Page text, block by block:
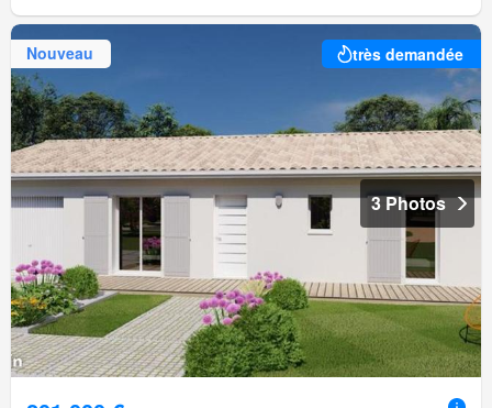
Nouveau très demandée
3 Photos